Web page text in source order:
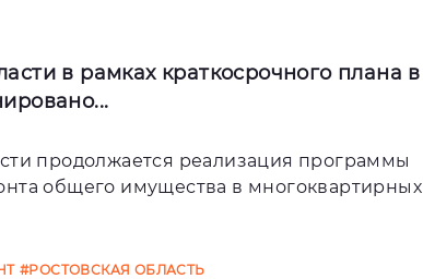
в рамках краткосрочного плана в
продолжается реализация программы
общего имущества в многоквартирных
#РОСТОВСКАЯ ОБЛАСТЬ